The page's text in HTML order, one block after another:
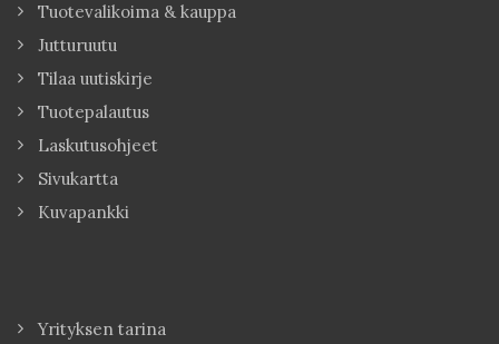
Tuotevalikoima & kauppa
Jutturuutu
Tilaa uutiskirje
Tuotepalautus
Laskutusohjeet
Sivukartta
Kuvapankki
Yrityksen tarina